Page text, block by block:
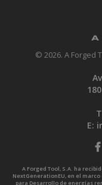
© 2026. A Forged
E:
A Forged Tool, S.A. ha
NextGenerationEU, en el
para Desarrollo de energías